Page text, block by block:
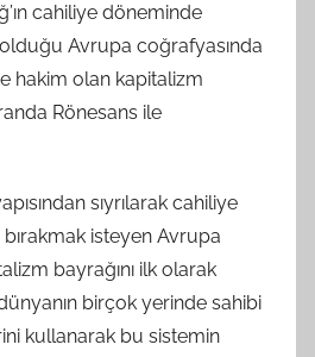
cahiliye döneminde
Avrupa coğrafyasında
hakim olan kapitalizm
Rönesans ile
sıyrılarak cahiliye
isteyen Avrupa
bayrağını ilk olarak
birçok yerinde sahibi
kullanarak bu sistemin